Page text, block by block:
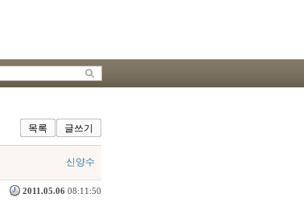
글쓰기
목록
신양수
2011.05.0608:11:50